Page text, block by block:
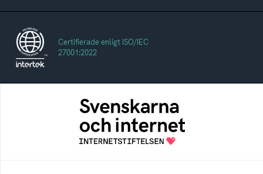
Certifierade enligt ISO/IEC
27001:2022
Svenskarna och internet
En årlig studie av svenska folkets
internetvanor